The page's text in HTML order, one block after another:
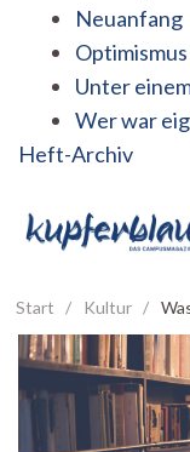
Neuanfang
Optimismus
Unter
Wer war
Heft-Archiv
Start / Kultur /